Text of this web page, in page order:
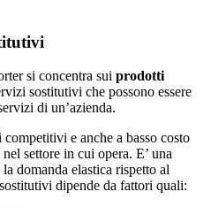
si concentra sui prodotti
sostitutivi che possono essere
di un’azienda.
e anche a basso costo
settore in cui opera. E’ una
domanda elastica rispetto al
dipende da fattori quali: